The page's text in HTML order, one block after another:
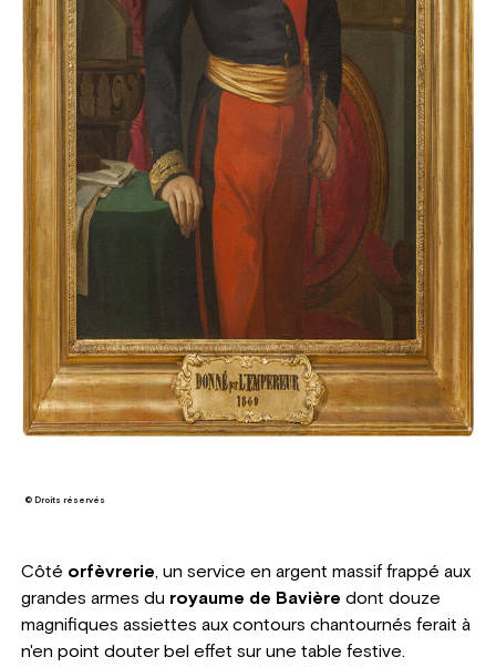
© Droits réservés
Côté orfèvrerie, un service en argent massif frappé aux
grandes armes du royaume de Bavière dont douze
magnifiques assiettes aux contours chantournés ferait à
n'en point douter bel effet sur une table festive.